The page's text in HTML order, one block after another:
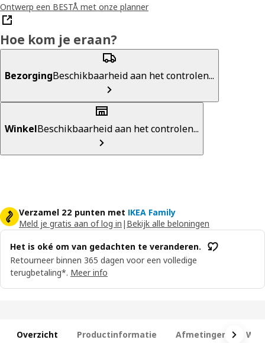
Ontwerp een BESTÅ met onze planner
Hoe kom je eraan?
BezorgingBeschikbaarheid aan het controlen...
WinkelBeschikbaarheid aan het controlen...
Verzamel 22 punten met IKEA Family
Meld je gratis aan of log in | Bekijk alle beloningen
Het is oké om van gedachten te veranderen.
Retourneer binnen 365 dagen voor een volledige
terugbetaling*. Meer info
Overzicht Productinformatie Afmetingen